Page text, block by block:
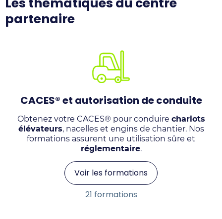
partenaire
CACES® et autorisation de conduite
Obtenez votre CACES® pour conduire chariots
élévateurs, nacelles et engins de chantier. Nos
formations assurent une utilisation sûre et
réglementaire.
Voir les formations
21 formations